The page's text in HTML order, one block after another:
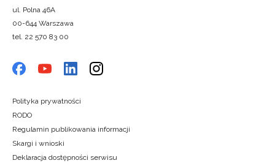
ul. Polna 46A
00-644 Warszawa
tel. 22 570 83 00
Polityka prywatności
RODO
Regulamin publikowania informacji
Skargi i wnioski
Deklaracja dostępności serwisu